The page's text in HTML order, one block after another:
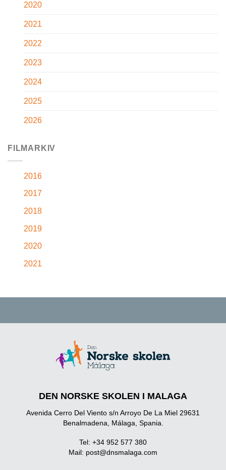
2020
2021
2022
2023
2024
2025
2026
FILMARKIV
2016
2017
2018
2019
2020
2021
DEN NORSKE SKOLEN I MALAGA
Avenida Cerro Del Viento s/n Arroyo De La Miel 29631
Benalmadena, Málaga, Spania.
Tel: +34 952 577 380
Mail: post@dnsmalaga.com